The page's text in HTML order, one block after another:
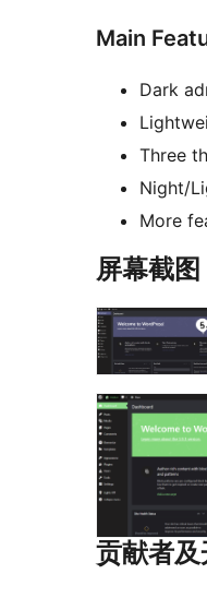
Main
Dark
Three
Night/
More
屏幕截图
贡献者